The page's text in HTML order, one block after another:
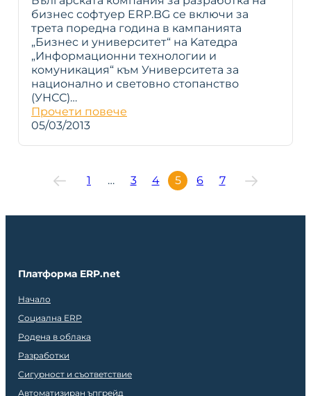
бизнес софтуер ERP.BG се включи за
трета поредна година в кампанията
„Бизнес и университет“ на Kaтедра
„Информационни технологии и
комуникация“ към Университета за
национално и световно стопанство
(УНСС)…
Прочети повече
05/03/2013
1 … 3 4 5 6 7
Платформа ERP.net
Начало
Социална ERP
Родена в облака
Разработки
Сигурност и съответствие
Автоматизиран ъпгрейд